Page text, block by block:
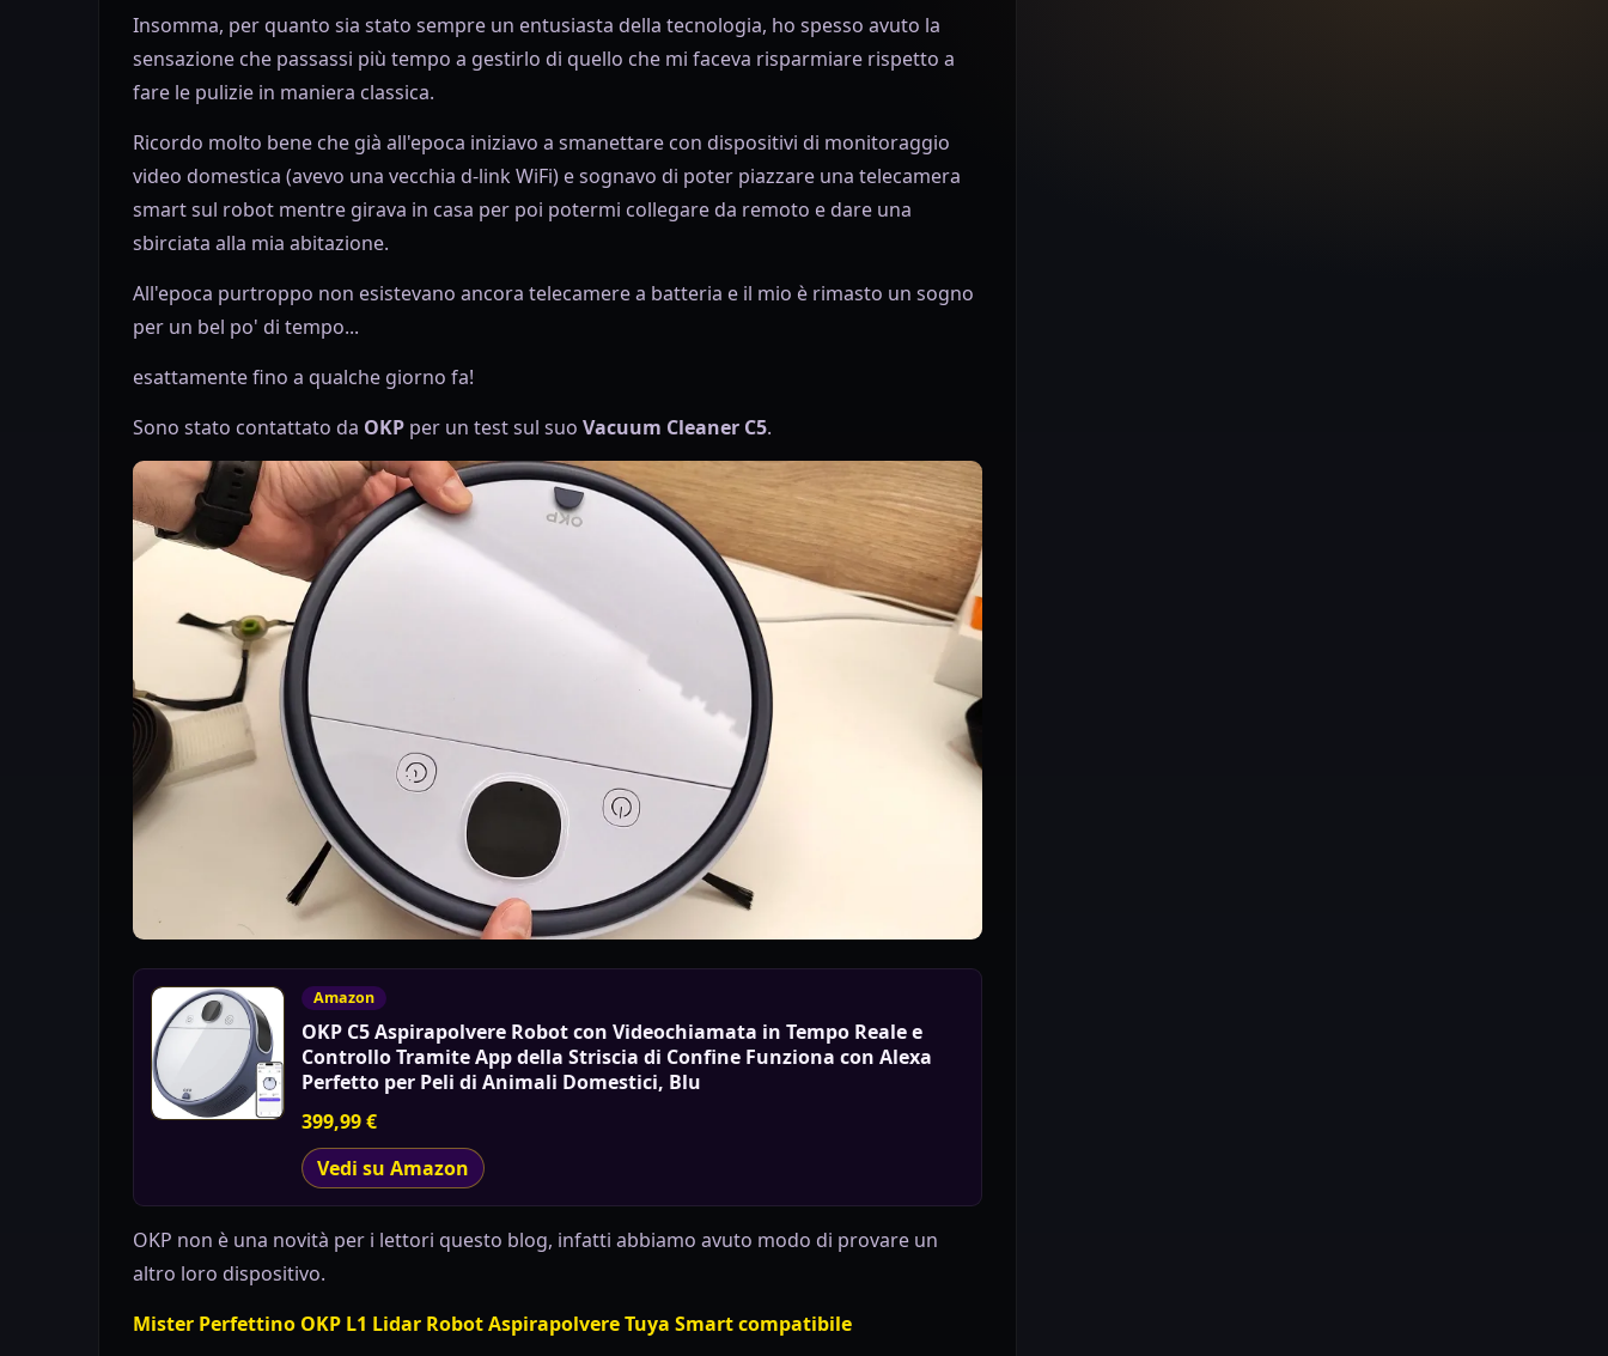
Insomma, per quanto sia stato sempre un entusiasta della tecnologia, ho spesso avuto la
sensazione che passassi più tempo a gestirlo di quello che mi faceva risparmiare rispetto a
fare le pulizie in maniera classica.
Ricordo molto bene che già all'epoca iniziavo a smanettare con dispositivi di monitoraggio
video domestica (avevo una vecchia d-link WiFi) e sognavo di poter piazzare una telecamera
smart sul robot mentre girava in casa per poi potermi collegare da remoto e dare una
sbirciata alla mia abitazione.
All'epoca purtroppo non esistevano ancora telecamere a batteria e il mio è rimasto un sogno
per un bel po' di tempo...
esattamente fino a qualche giorno fa!
Sono stato contattato da OKP per un test sul suo Vacuum Cleaner C5.
Amazon
OKP C5 Aspirapolvere Robot con Videochiamata in Tempo Reale e
Controllo Tramite App della Striscia di Confine Funziona con Alexa
Perfetto per Peli di Animali Domestici, Blu
399,99 €
Vedi su Amazon
OKP non è una novità per i lettori questo blog, infatti abbiamo avuto modo di provare un
altro loro dispositivo.
Mister Perfettino OKP L1 Lidar Robot Aspirapolvere Tuya Smart compatibile